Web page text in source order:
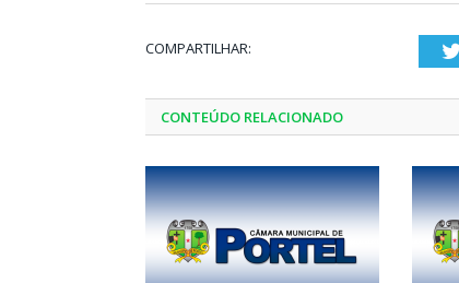
COMPARTILHAR:
CONTEÚDO RELACIONADO